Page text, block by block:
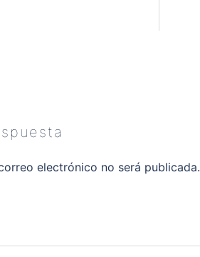
electrónico no será publicada.